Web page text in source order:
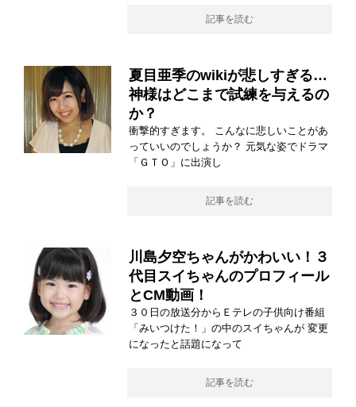
記事を読む
夏目亜季のwikiが悲しすぎる…
神様はどこまで試練を与えるの
か？
衝撃的すぎます。 こんなに悲しいことがあ
っていいのでしょうか？ 元気な姿でドラマ
「ＧＴＯ」に出演し
記事を読む
川島夕空ちゃんがかわいい！３
代目スイちゃんのプロフィール
とCM動画！
３０日の放送分からＥテレの子供向け番組
「みいつけた！」の中のスイちゃんが 変更
になったと話題になって
記事を読む